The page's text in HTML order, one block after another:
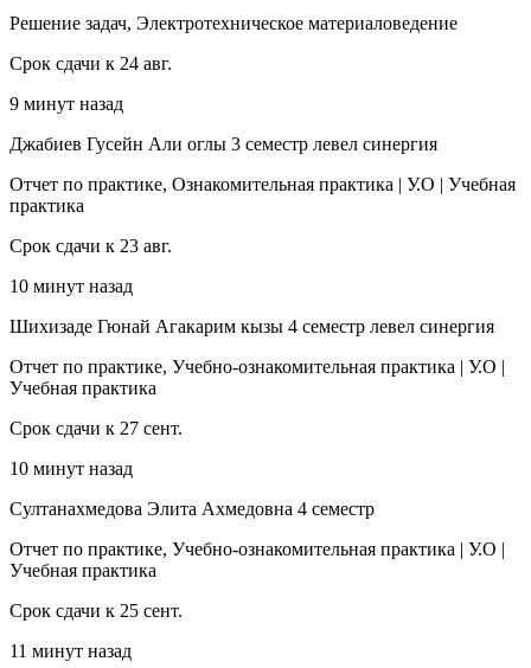
Решение задач, Электротехническое материаловедение
Срок сдачи к 24 авг.
9 минут назад
Джабиев Гусейн Али оглы 3 семестр левел синергия
Отчет по практике, Ознакомительная практика | У.О | Учебная
практика
Срок сдачи к 23 авг.
10 минут назад
Шихизаде Гюнай Агакарим кызы 4 семестр левел синергия
Отчет по практике, Учебно-ознакомительная практика | У.О |
Учебная практика
Срок сдачи к 27 сент.
10 минут назад
Султанахмедова Элита Ахмедовна 4 семестр
Отчет по практике, Учебно-ознакомительная практика | У.О |
Учебная практика
Срок сдачи к 25 сент.
11 минут назад